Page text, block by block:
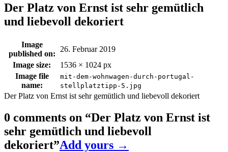
Der Platz von Ernst ist sehr gemütlich
und liebevoll dekoriert
Image
published on:
26. Februar 2019
Image size:
1536 × 1024 px
Image file
name:
mit-dem-wohnwagen-durch-portugal-
stellplatztipp-5.jpg
Der Platz von Ernst ist sehr gemütlich und liebevoll dekoriert
0 comments on “Der Platz von Ernst ist
sehr gemütlich und liebevoll
dekoriert”Add yours →